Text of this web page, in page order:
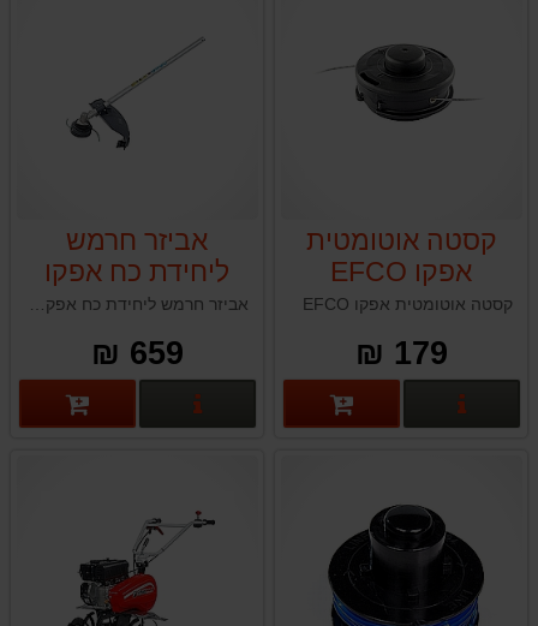
קסטה אוטומטית
אפקו EFCO
קסטה אוטומטית אפקו EFCO
179 ₪
פרטים נוספים
אביזר חרמש
ליחידת כח אפקו
EFCO DS2500D
659 ₪
פרטים נוספים